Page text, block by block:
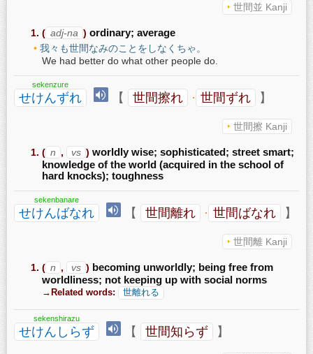
世間並 Kanji
( adj-na ) ordinary; average
我々も世間なみのことをしなくちゃ。
We had better do what other people do.
せけんずれ
sekenzure
【 世間擦れ · 世間ずれ 】
世間擦 Kanji
( n , vs ) worldly wise; sophisticated; street smart;
knowledge of the world (acquired in the school of
hard knocks); toughness
せけんばなれ
sekenbanare
【 世間離れ · 世間ばなれ 】
世間離 Kanji
( n , vs ) becoming unworldly; being free from
worldliness; not keeping up with social norms
→Related words: 世離れる
せけんしらず
sekenshirazu
【 世間知らず 】